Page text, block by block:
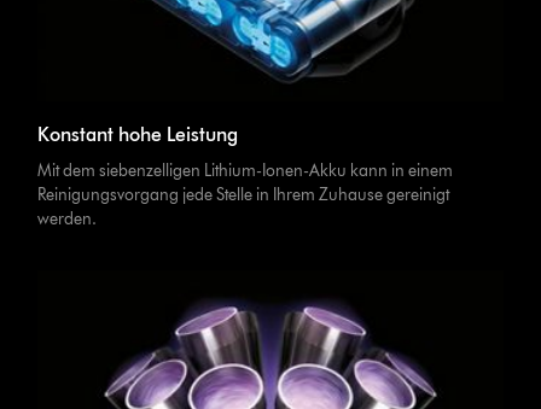
Konstant hohe Leistung
Mit dem siebenzelligen Lithium-Ionen-Akku kann in einem
Reinigungsvorgang jede Stelle in Ihrem Zuhause gereinigt
werden.